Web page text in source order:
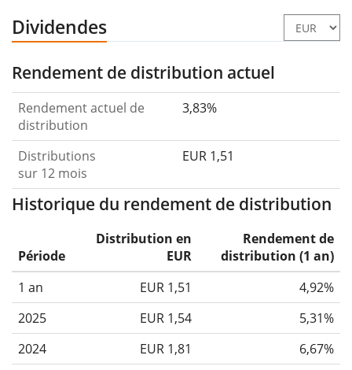
Dividendes
Rendement de distribution actuel
Rendement actuel de
distribution
3,83%
Distributions
sur 12 mois
EUR 1,51
Historique du rendement de distribution
Période
Distribution en
EUR
Rendement de
distribution (1 an)
1 an
EUR 1,51
4,92%
2025
EUR 1,54
5,31%
2024
EUR 1,81
6,67%